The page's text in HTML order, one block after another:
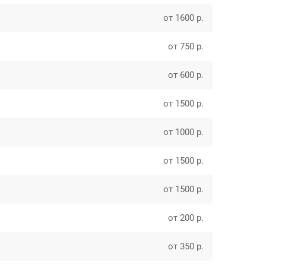
от 1600 р.
от 750 р.
от 600 р.
от 1500 р.
от 1000 р.
от 1500 р.
от 1500 р.
от 200 р.
от 350 р.